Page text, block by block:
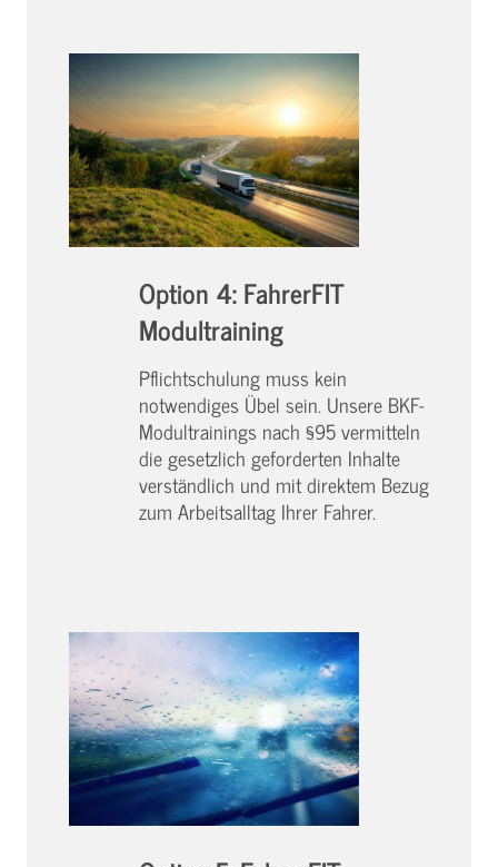
Option 4: FahrerFIT
Modultraining
Pflichtschulung muss kein
notwendiges Übel sein. Unsere BKF-
Modultrainings nach §95 vermitteln
die gesetzlich geforderten Inhalte
verständlich und mit direktem Bezug
zum Arbeitsalltag Ihrer Fahrer.